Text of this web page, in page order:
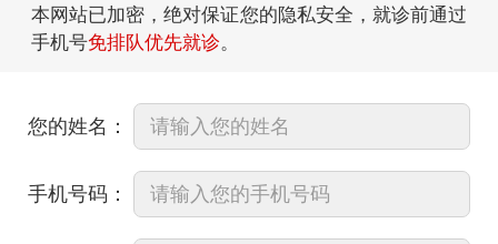
本网站已加密，绝对保证您的隐私安全，就诊前通过
手机号免排队优先就诊。
您的姓名：
手机号码：